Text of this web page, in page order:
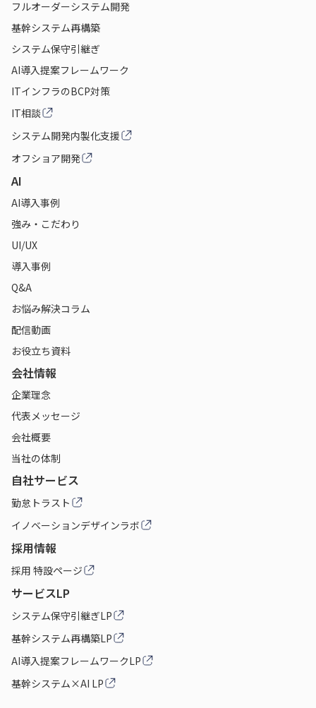
フルオーダーシステム開発
基幹システム再構築
システム保守引継ぎ
AI導入提案フレームワーク
ITインフラのBCP対策
IT相談
システム開発内製化支援
オフショア開発
AI
AI導入事例
強み・こだわり
UI/UX
導入事例
Q&A
お悩み解決コラム
配信動画
お役立ち資料
会社情報
企業理念
代表メッセージ
会社概要
当社の体制
自社サービス
勤怠トラスト
イノベーションデザインラボ
採用情報
採用 特設ページ
サービスLP
システム保守引継ぎLP
基幹システム再構築LP
AI導入提案フレームワークLP
基幹システム×AI LP